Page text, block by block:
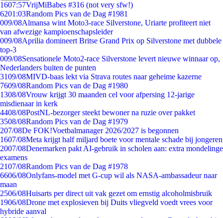
1607:57VrijMiBabes #316 (not very sfw!)
6201:03Random Pics van de Dag #1981
009/08Almansa wint Moto3-race Silverstone, Uriarte profiteert niet
van afwezige kampioenschapsleider
009/08Aprilia domineert Britse Grand Prix op Silverstone met dubbele
top-3
009/08Sensationele Moto2-race Silverstone levert nieuwe winnaar op,
Nederlanders buiten de punten
3109/08MIVD-baas lekt via Strava routes naar geheime kazerne
7609/08Random Pics van de Dag #1980
1308/08Vrouw krijgt 30 maanden cel voor afpersing 12-jarige
misdienaar in kerk
4408/08PostNL-bezorger steekt bewoner na ruzie over pakket
3508/08Random Pics van de Dag #1979
207/08De FOK!Voetbalmanager 2026/2027 is begonnen
1607/08Meta krijgt half miljard boete voor mentale schade bij jongeren
2007/08Denemarken pakt AI-gebruik in scholen aan: extra mondelinge
examens
2107/08Random Pics van de Dag #1978
6606/08Onlyfans-model met G-cup wil als NASA-ambassadeur naar
maan
2506/08Huisarts per direct uit vak gezet om ernstig alcoholmisbruik
1906/08Drone met explosieven bij Duits vliegveld voedt vrees voor
hybride aanval